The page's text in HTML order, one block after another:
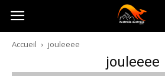
Australia-
australie.com
Accueil jouleeee
jouleeee